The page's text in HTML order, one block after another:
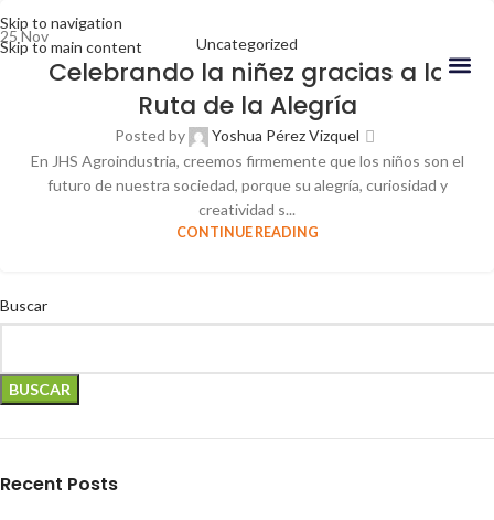
Skip to navigation
Skip to main content
25Nov Uncategorized
Celebrando la niñez gracias a la
Ruta de la Alegría
Posted by
Yoshua Pérez Vizquel
En JHS Agroindustria, creemos firmemente que los niños son el
futuro de nuestra sociedad, porque su alegría, curiosidad y
creatividad s...
CONTINUE READING
Buscar
BUSCAR
Recent Posts